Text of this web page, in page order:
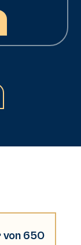
von 650